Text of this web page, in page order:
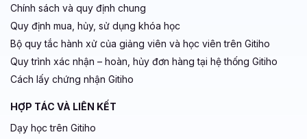
Chính sách và quy định chung
Quy định mua, hủy, sử dụng khóa học
Bộ quy tắc hành xử của giảng viên và học viên trên Gitiho
Quy trình xác nhận – hoàn, hủy đơn hàng tại hệ thống Gitiho
Cách lấy chứng nhận Gitiho
HỢP TÁC VÀ LIÊN KẾT
Dạy học trên Gitiho